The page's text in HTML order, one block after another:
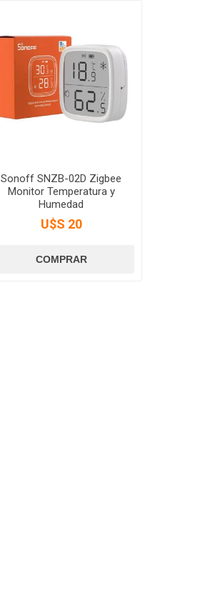
Sonoff SNZB-02D Zigbee
Monitor Temperatura y
Humedad
U$S 20